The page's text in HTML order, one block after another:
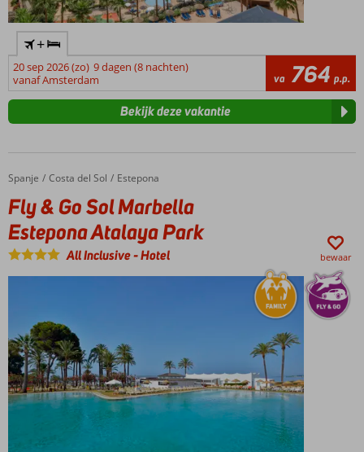
+
20 sep 2026 (zo) 9 dagen (8 nachten)
vanaf Amsterdam
va 764 p.p.
Bekijk deze vakantie
Home
Spanje Costa del Sol Estepona
Fly & Go Sol Marbella Estepona Atalaya Park
Fly & Go Sol Marbella
Estepona Atalaya Park
All Inclusive-Hotel bewaar